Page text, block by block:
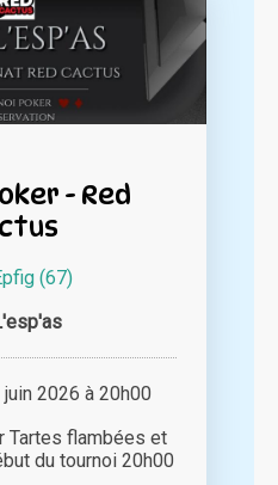
- Red
(67)
2026 à 20h00
Tartes flambées et
du tournoi 20h00